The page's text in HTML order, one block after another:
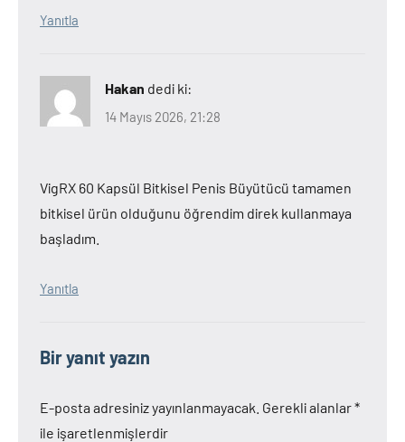
Yanıtla
Hakan dedi ki:
14 Mayıs 2026, 21:28
VigRX 60 Kapsül Bitkisel Penis Büyütücü tamamen
bitkisel ürün olduğunu öğrendim direk kullanmaya
başladım.
Yanıtla
Bir yanıt yazın
E-posta adresiniz yayınlanmayacak. Gerekli alanlar*
ile işaretlenmişlerdir